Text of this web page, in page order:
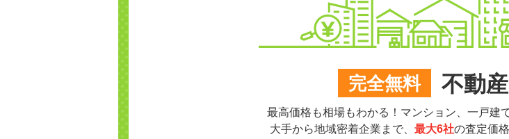
完全無料 不動
最高価格も相場もわかる！マンション、一戸建
大手から地域密着企業まで、 最大6社の査定価